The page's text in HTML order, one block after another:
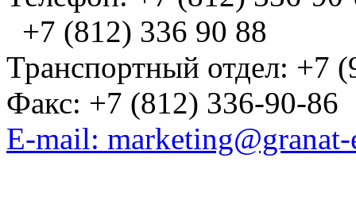
+7 (812) 336 90 88
Транспортный отдел: +7
Факс: +7 (812) 336-90-86
E-mail: